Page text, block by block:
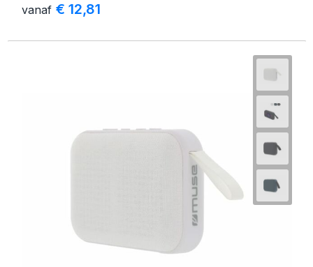
vanaf € 12,81